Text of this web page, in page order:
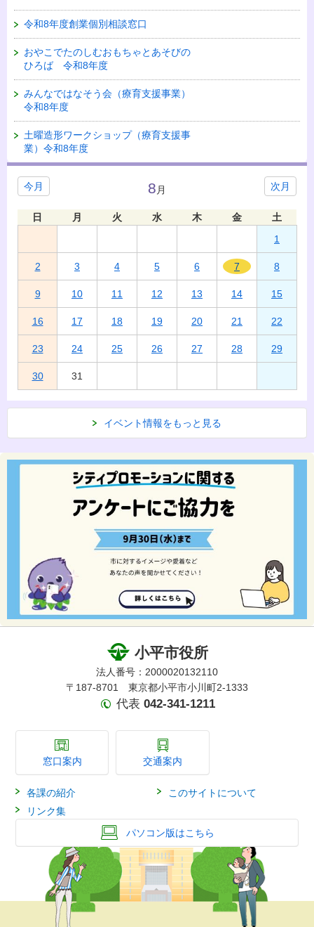
令和8年度創業個別相談窓口
おやこでたのしむおもちゃとあそびの
ひろば 令和8年度
みんなではなそう会（療育支援事業）
令和8年度
土曜造形ワークショップ（療育支援事
業）令和8年度
今月 次月
8月
日 月 火 水 木 金
土
1
2 3 4 5 6 7 8
9 10 11 12 13 14 15
16 17 18 19 20 21 22
23 24 25 26 27 28 29
30 31
イベント情報をもっと見る
小平市役所
法人番号：2000020132110
〒187-8701 東京都小平市小川町2-1333
代表 042-341-1211
窓口案内 交通案内
各課の紹介
このサイトについて
リンク集
パソコン版はこちら